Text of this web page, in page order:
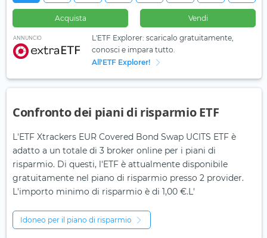
Acquista Vendi
ANNUNCIO
L'ETF Explorer: scaricalo gratuitamente,
conosci e impara tutto.
All'ETF Explorer!
Confronto dei piani di risparmio ETF
L'ETF Xtrackers EUR Covered Bond Swap UCITS ETF è
adatto a un totale di 3 broker online per i piani di
risparmio. Di questi, l'ETF è attualmente disponibile
gratuitamente nel piano di risparmio presso 2 provider.
L'importo minimo di risparmio è di 1,00 €.L'
Idoneo per il piano di risparmio